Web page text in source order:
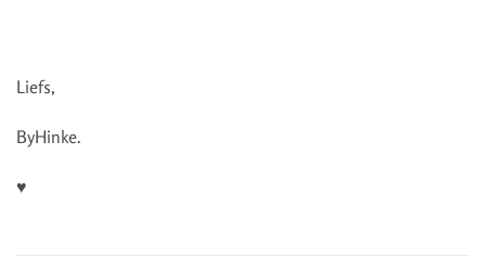
Liefs,
ByHinke.
♥